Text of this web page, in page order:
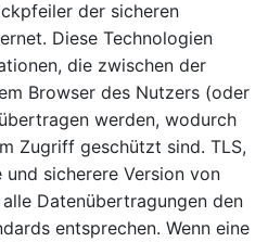
der sicheren
Diese Technologien
die zwischen der
Browser des Nutzers (oder
werden, wodurch
Zugriff geschützt sind. TLS,
sicherere Version von
Datenübertragungen den
entsprechen. Wenn eine